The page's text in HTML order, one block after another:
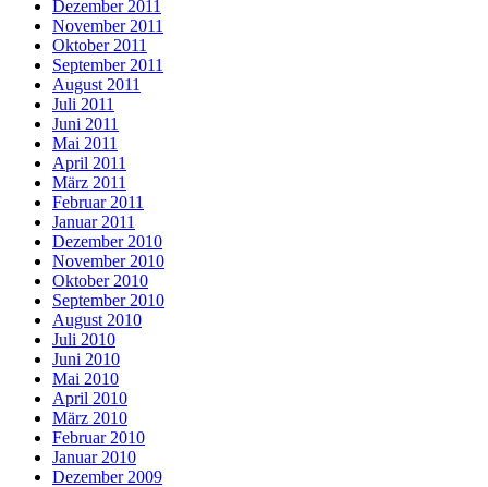
Dezember 2011
November 2011
Oktober 2011
September 2011
August 2011
Juli 2011
Juni 2011
Mai 2011
April 2011
März 2011
Februar 2011
Januar 2011
Dezember 2010
November 2010
Oktober 2010
September 2010
August 2010
Juli 2010
Juni 2010
Mai 2010
April 2010
März 2010
Februar 2010
Januar 2010
Dezember 2009